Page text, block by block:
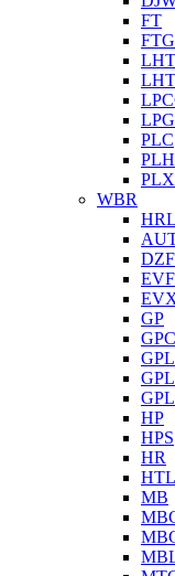
FT
FTG
LHT
LPG
PLC
PLH
PLX
WBR
HRL
DZF
EVF
GP
GPC
GPL
HP
HPS
HR
HTL
MB